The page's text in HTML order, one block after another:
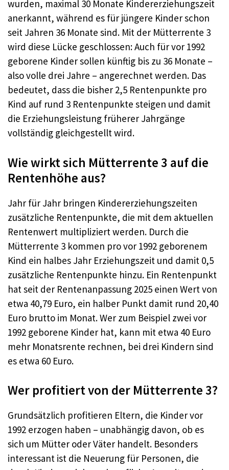
wurden, maximal 30 Monate Kindererziehungszeit
anerkannt, während es für jüngere Kinder schon
seit Jahren 36 Monate sind. Mit der Mütterrente 3
wird diese Lücke geschlossen: Auch für vor 1992
geborene Kinder sollen künftig bis zu 36 Monate –
also volle drei Jahre – angerechnet werden. Das
bedeutet, dass die bisher 2,5 Rentenpunkte pro
Kind auf rund 3 Rentenpunkte steigen und damit
die Erziehungsleistung früherer Jahrgänge
vollständig gleichgestellt wird.
Wie wirkt sich Mütterrente 3 auf die
Rentenhöhe aus?
Jahr für Jahr bringen Kindererziehungszeiten
zusätzliche Rentenpunkte, die mit dem aktuellen
Rentenwert multipliziert werden. Durch die
Mütterrente 3 kommen pro vor 1992 geborenem
Kind ein halbes Jahr Erziehungszeit und damit 0,5
zusätzliche Rentenpunkte hinzu. Ein Rentenpunkt
hat seit der Rentenanpassung 2025 einen Wert von
etwa 40,79 Euro, ein halber Punkt damit rund 20,40
Euro brutto im Monat. Wer zum Beispiel zwei vor
1992 geborene Kinder hat, kann mit etwa 40 Euro
mehr Monatsrente rechnen, bei drei Kindern sind
es etwa 60 Euro.
Wer profitiert von der Mütterrente 3?
Grundsätzlich profitieren Eltern, die Kinder vor
1992 erzogen haben – unabhängig davon, ob es
sich um Mütter oder Väter handelt. Besonders
interessant ist die Neuerung für Personen, die